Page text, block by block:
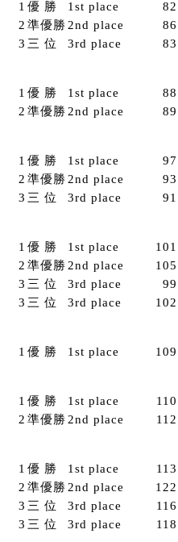
1 優 勝 1st place 82
2 準優勝 2nd place 86
3 三 位 3rd place 83
1 優 勝 1st place 88
2 準優勝 2nd place 89
1 優 勝 1st place 97
2 準優勝 2nd place 93
3 三 位 3rd place 91
1 優 勝 1st place 101
2 準優勝 2nd place 105
3 三 位 3rd place 99
3 三 位 3rd place 102
1 優 勝 1st place 109
1 優 勝 1st place 110
2 準優勝 2nd place 112
1 優 勝 1st place 113
2 準優勝 2nd place 122
3 三 位 3rd place 116
3 三 位 3rd place 118